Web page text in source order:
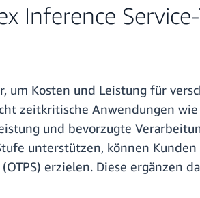
Inference
Kosten und Leistung für
zeitkritische Anwendungen
und bevorzugte
unterstützen, können
erzielen. Diese ergänzen